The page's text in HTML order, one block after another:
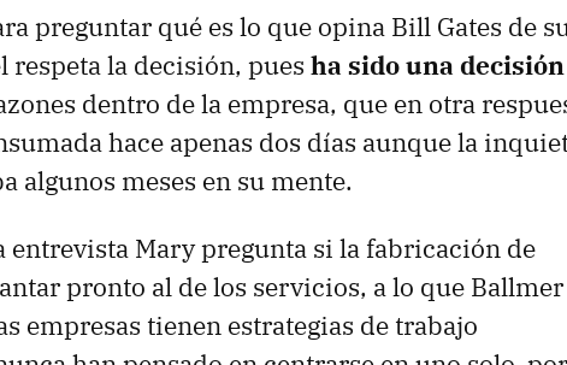
preguntar qué es lo que opina Bill Gates de
la decisión, pues ha sido una decisión
dentro de la empresa, que en otra
hace apenas dos días aunque la
algunos meses en su mente.
entrevista Mary pregunta si la fabricación de
pronto al de los servicios, a lo que Ballmer
empresas tienen estrategias de trabajo